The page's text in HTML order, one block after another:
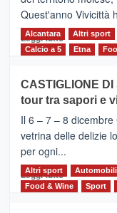
Quest'anno Vivicittà
Leggi tutto Leggi
MOIO
ALCANTARA
–
Vivicittà,
alla
scoperta
del
territorio,
Alcantara Altri sport
Calcio a 5
Etna
CASTIGLIONE
tour tra sapori e
Il 6 – 7 – 8
vetrina delle delizie
per ogni...
Leggi tuttoLeggi
di
Altri sport
Food & Wine
Sport